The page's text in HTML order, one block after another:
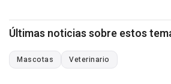
Últimas noticias sobre estos
Mascotas Veterinario